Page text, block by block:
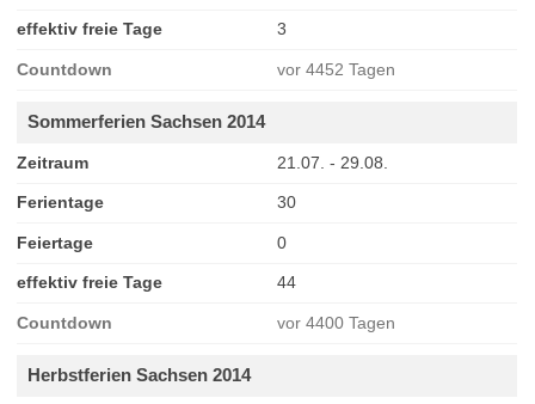
effektiv freie Tage 3
Countdown vor 4452 Tagen
Sommerferien Sachsen 2014
Zeitraum 21.07. - 29.08.
Ferientage 30
Feiertage 0
effektiv freie Tage 44
Countdown vor 4400 Tagen
Herbstferien Sachsen 2014